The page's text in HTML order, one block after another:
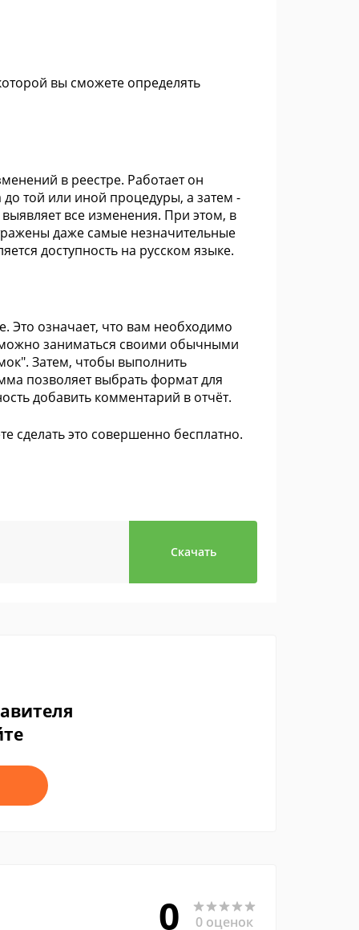
вы сможете определять
в реестре. Работает он
той или иной процедуры, а затем -
все изменения. При этом, в
даже самые незначительные
доступность на русском языке.
Это означает, что вам необходимо
заниматься своими обычными
Затем, чтобы выполнить
позволяет выбрать формат для
добавить комментарий в отчёт.
сделать это совершенно бесплатно.
Скачать
0 0 оценок